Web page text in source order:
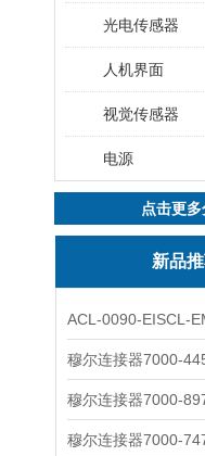
光电传感器
人机界面
视觉传感器
电源
点击更
新品
穆尔连接器7000-
穆尔连接器7000-
穆尔连接器7000-